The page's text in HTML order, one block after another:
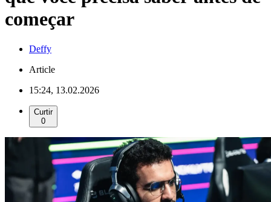
começar
Deffy
Article
15:24, 13.02.2026
Curtir
0